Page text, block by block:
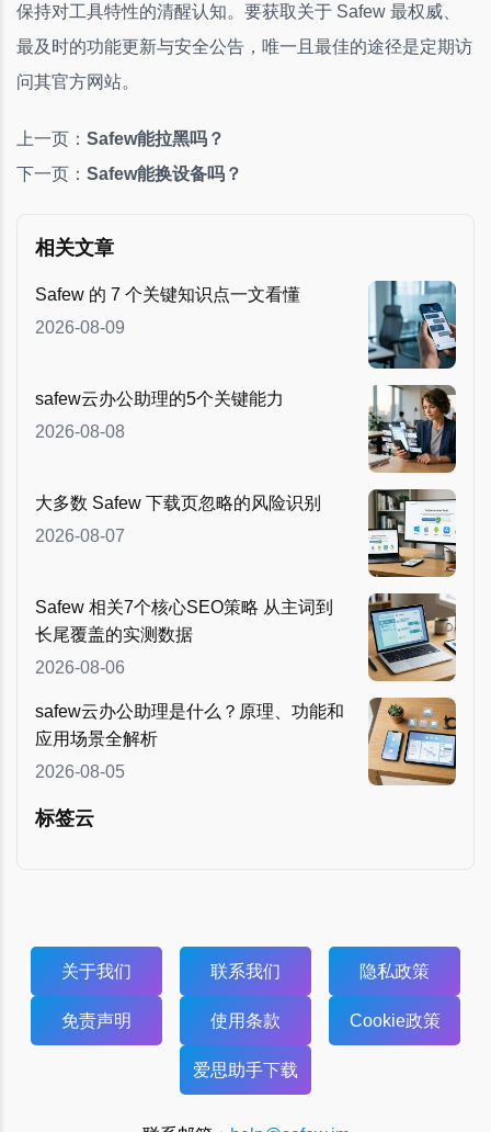
保持对工具特性的清醒认知。要获取关于 Safew 最权威、
最及时的功能更新与安全公告，唯一且最佳的途径是定期访
问其官方网站。
上一页： Safew能拉黑吗？
下一页： Safew能换设备吗？
相关文章
Safew 的 7 个关键知识点一文看懂
2026-08-09
safew云办公助理的5个关键能力
2026-08-08
大多数 Safew 下载页忽略的风险识别
2026-08-07
Safew 相关7个核心SEO策略 从主词到
长尾覆盖的实测数据
2026-08-06
safew云办公助理是什么？原理、功能和
应用场景全解析
2026-08-05
标签云
关于我们 联系我们 隐私政策
免责声明 使用条款 Cookie政策
爱思助手下载